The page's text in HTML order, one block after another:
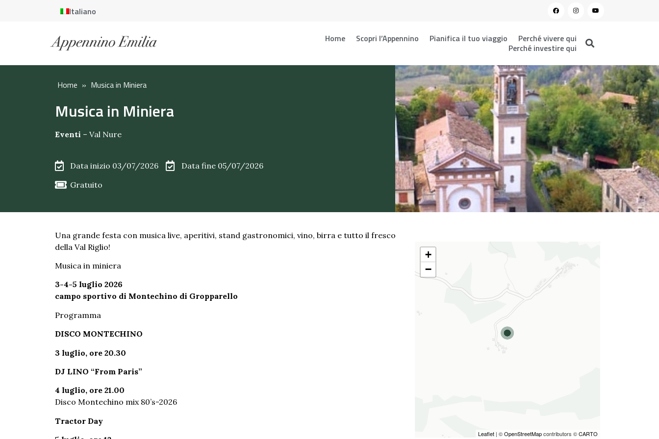
Italiano
Home Scopri l’Appennino Pianifica il tuo viaggio
Perché vivere qui
Perché investire qui
Home » Musica in Miniera
Musica in Miniera
Eventi – Val Nure
Data inizio 03/07/2026
Data fine 05/07/2026
Gratuito
Una grande festa con musica live, aperitivi, stand gastronomici, vino, birra e tutto il fresco
della Val Riglio!
Musica in miniera
3-4-5 luglio 2026
campo sportivo di Montechino di Gropparello
Programma
DISCO MONTECHINO
3 luglio, ore 20.30
DJ LINO “From Paris”
4 luglio, ore 21.00
Disco Montechino mix 80’s-2026
Tractor Day
+
−
Leaflet | ©OpenStreetMapcontributors ©CARTO